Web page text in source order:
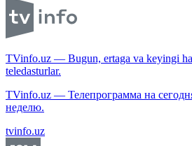
TVinfo.uz — Bugun, ertaga va keyingi
teledasturlar.
TVinfo.uz — Телепрограмма на
неделю.
tvinfo.uz